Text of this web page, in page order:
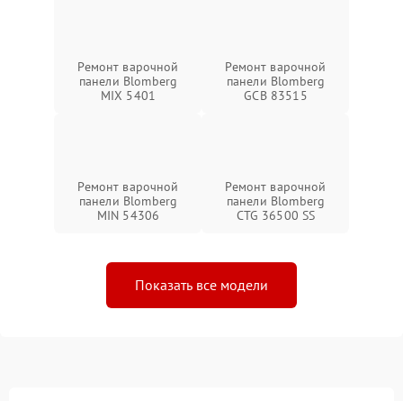
Ремонт варочной
панели Blomberg
MIX 5401
Ремонт варочной
панели Blomberg
GCB 83515
Ремонт варочной
панели Blomberg
MIN 54306
Ремонт варочной
панели Blomberg
CTG 36500 SS
Показать все модели